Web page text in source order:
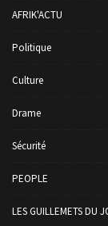
AFRIK'ACTU
Politique
Culture
Drame
Sécurité
PEOPLE
LES GUILLEMETS DU